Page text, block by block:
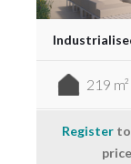
219 m²
Register